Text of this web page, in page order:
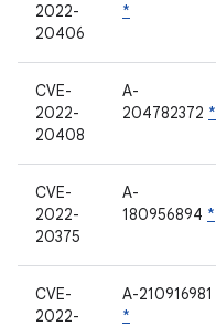
2022-
20406
*
CVE-
2022-
20408
A-
204782372 *
CVE-
2022-
20375
A-
180956894 *
CVE-
2022-
A-210916981
*